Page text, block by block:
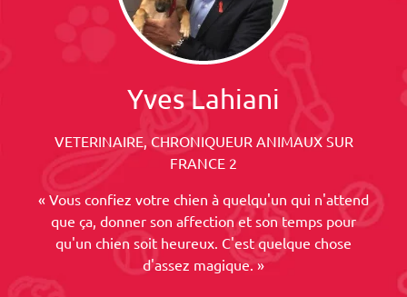
Yves Lahiani
VETERINAIRE, CHRONIQUEUR ANIMAUX SUR
FRANCE 2
« Vous confiez votre chien à quelqu'un qui n'attend
que ça, donner son affection et son temps pour
qu'un chien soit heureux. C'est quelque chose
d'assez magique. »